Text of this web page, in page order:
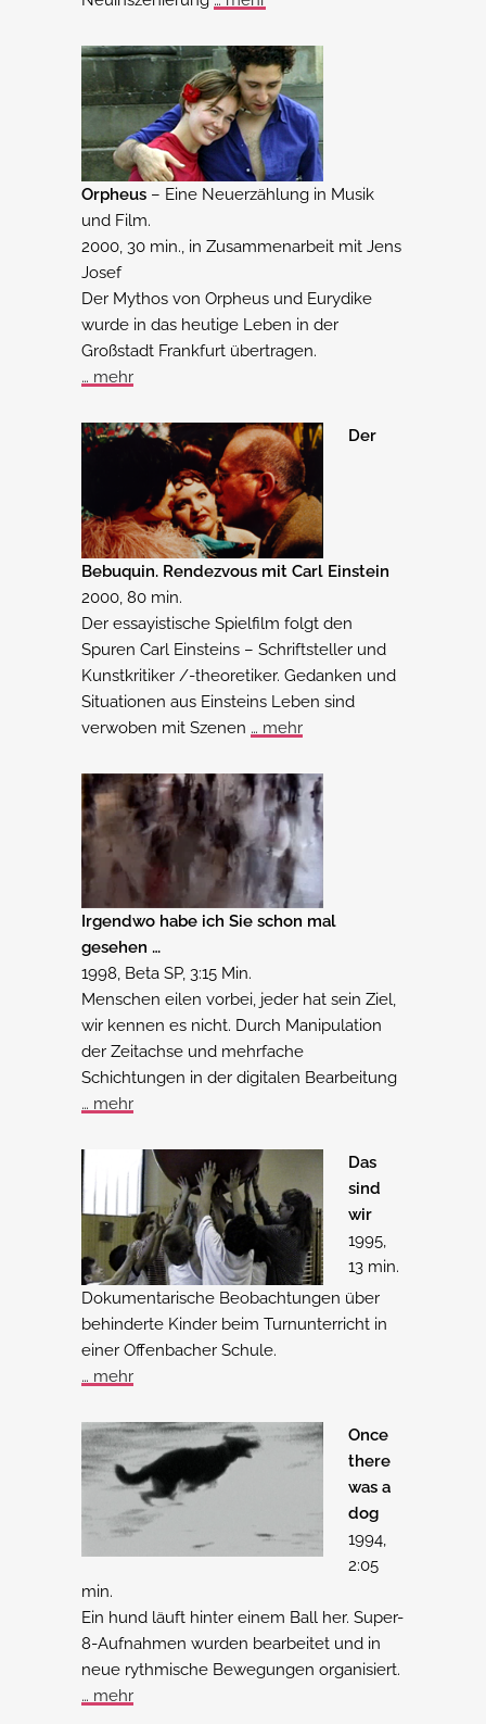
Orpheus – Eine Neuerzählung in Musik
und Film.
2000, 30 min., in Zusammenarbeit mit Jens
Josef
Der Mythos von Orpheus und Eurydike
wurde in das heutige Leben in der
Großstadt Frankfurt übertragen.
… mehr
Der
Bebuquin. Rendezvous mit Carl Einstein
2000, 80 min.
Der essayistische Spielfilm folgt den
Spuren Carl Einsteins – Schriftsteller und
Kunstkritiker /-theoretiker. Gedanken und
Situationen aus Einsteins Leben sind
verwoben mit Szenen … mehr
Irgendwo habe ich Sie schon mal
gesehen …
1998, Beta SP, 3:15 Min.
Menschen eilen vorbei, jeder hat sein Ziel,
wir kennen es nicht. Durch Manipulation
der Zeitachse und mehrfache
Schichtungen in der digitalen Bearbeitung
… mehr
Das
sind
wir
1995,
13 min.
Dokumentarische Beobachtungen über
behinderte Kinder beim Turnunterricht in
einer Offenbacher Schule.
… mehr
Once
there
was a
dog
1994,
2:05
min.
Ein hund läuft hinter einem Ball her. Super-
8-Aufnahmen wurden bearbeitet und in
neue rythmische Bewegungen organisiert.
… mehr